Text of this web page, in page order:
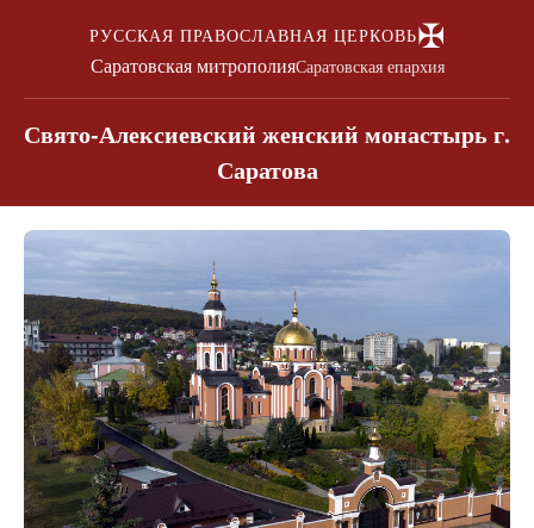
РУССКАЯ ПРАВОСЛАВНАЯ ЦЕРКОВЬ✠
Саратовская митрополияСаратовская епархия
Свято-Алексиевский женский монастырь г.
Саратова